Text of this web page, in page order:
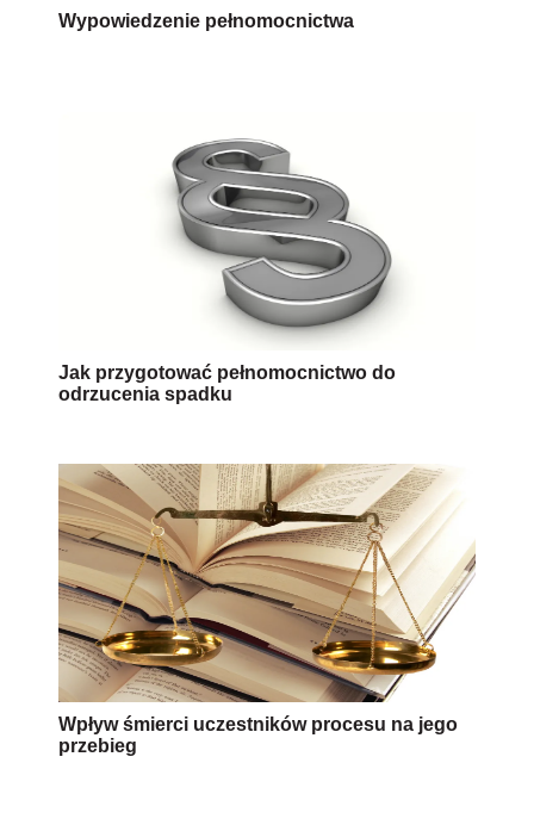
Wypowiedzenie pełnomocnictwa
Jak przygotować pełnomocnictwo do
odrzucenia spadku
Wpływ śmierci uczestników procesu na jego
przebieg